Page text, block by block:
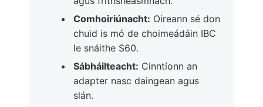
Comhoiriúnacht: Oireann sé don
chuid is mó de choimeádáin IBC
le snáithe S60.
Sábháilteacht: Cinntíonn an
adapter nasc daingean agus
slán.